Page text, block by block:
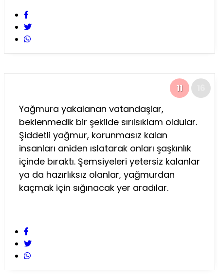
11
Yağmura yakalanan vatandaşlar,
beklenmedik bir şekilde sırılsıklam oldular.
Şiddetli yağmur, korunmasız kalan
insanları aniden ıslatarak onları şaşkınlık
içinde bıraktı. Şemsiyeleri yetersiz kalanlar
ya da hazırlıksız olanlar, yağmurdan
kaçmak için sığınacak yer aradılar.